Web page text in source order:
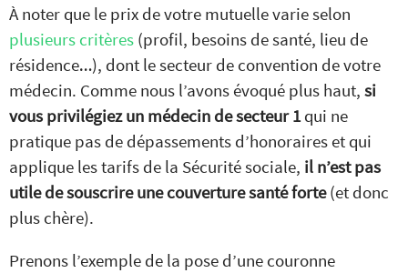
À noter que le prix de votre mutuelle varie selon
plusieurs critères (profil, besoins de santé, lieu de
résidence…), dont le secteur de convention de votre
médecin. Comme nous l’avons évoqué plus haut, si
vous privilégiez un médecin de secteur 1qui ne
pratique pas de dépassements d’honoraires et qui
applique les tarifs de la Sécurité sociale, il n’est pas
utile de souscrire une couverture santé forte(et donc
plus chère).
Prenons l’exemple de la pose d’une couronne